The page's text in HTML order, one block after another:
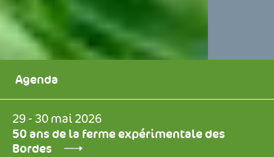
Agenda
29 - 30 mai 2026
50 ans de la ferme expérimentale des
Bordes